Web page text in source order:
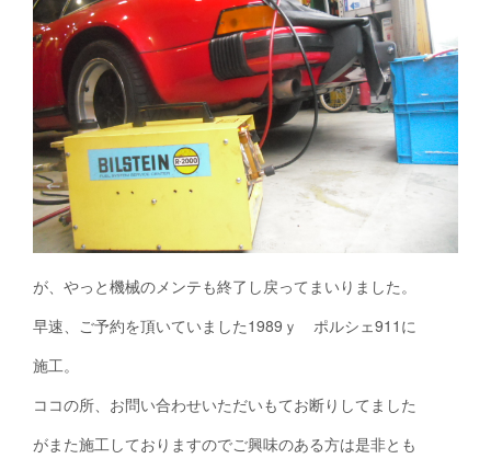
が、やっと機械のメンテも終了し戻ってまいりました。
早速、ご予約を頂いていました1989ｙ ポルシェ911に
施工。
ココの所、お問い合わせいただいもてお断りしてました
がまた施工しておりますのでご興味のある方は是非とも